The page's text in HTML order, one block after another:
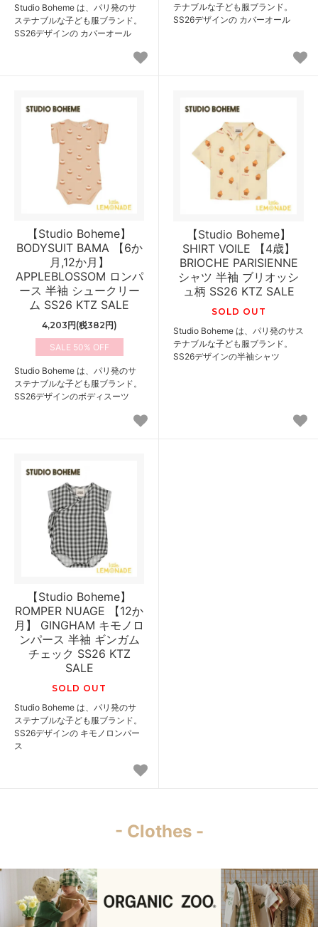
Studio Boheme は、パリ発のサ
ステナブルな子ども服ブランド。
SS26デザインの カバーオール
テナブルな子ども服ブランド。
SS26デザインの カバーオール
【Studio Boheme】
BODYSUIT BAMA 【6か
月,12か月】
APPLEBLOSSOM ロンパ
ース 半袖 シュークリー
ム SS26 KTZ SALE
4,203円(税382円)
50%
Studio Boheme は、パリ発のサ
ステナブルな子ども服ブランド。
SS26デザインのボディスーツ
【Studio Boheme】
SHIRT VOILE 【4歳】
BRIOCHE PARISIENNE
シャツ 半袖 ブリオッシ
ュ柄 SS26 KTZ SALE
SOLD OUT
Studio Boheme は、パリ発のサス
テナブルな子ども服ブランド。
SS26デザインの半袖シャツ
【Studio Boheme】
ROMPER NUAGE 【12か
月】 GINGHAM キモノロ
ンパース 半袖 ギンガム
チェック SS26 KTZ
SALE
SOLD OUT
Studio Boheme は、パリ発のサ
ステナブルな子ども服ブランド。
SS26デザインの キモノロンパー
ス
- Clothes -